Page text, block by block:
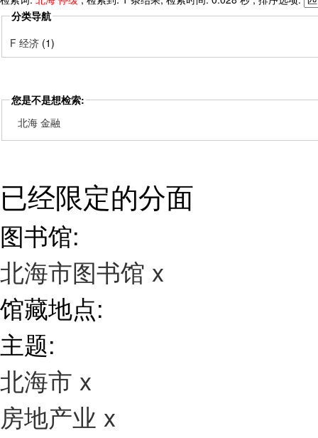
分类导航
F 经济 (1)
您是不是想检索:
北海 金融
已经限定的分面
图书馆:
北海市图书馆 x
馆藏地点:
主题:
北海市 x
房地产业 x